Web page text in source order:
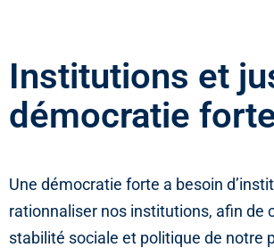
Institutions et
démocratie
Une démocratie forte a besoin
rationnaliser nos institutions, afin de
stabilité sociale et politique de notre